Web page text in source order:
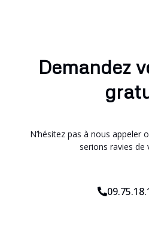
Demandez
N’hésitez pas à nous appeler
serions ravies de